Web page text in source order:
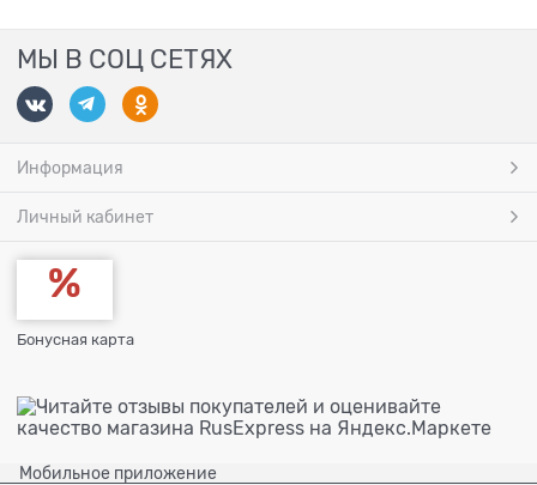
МЫ В СОЦ СЕТЯХ
Информация
Личный кабинет
Бонусная карта
Мобильное приложение